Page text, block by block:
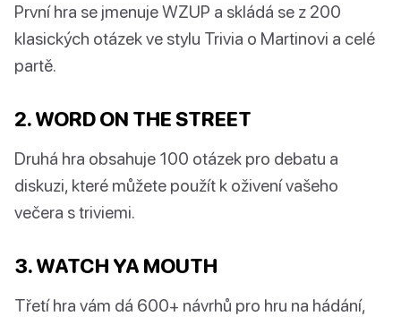
První hra se jmenuje WZUP a skládá se z 200
klasických otázek ve stylu Trivia o Martinovi a celé
partě.
2. WORD ON THE STREET
Druhá hra obsahuje 100 otázek pro debatu a
diskuzi, které můžete použít k oživení vašeho
večera s triviemi.
3. WATCH YA MOUTH
Třetí hra vám dá 600+ návrhů pro hru na hádání,